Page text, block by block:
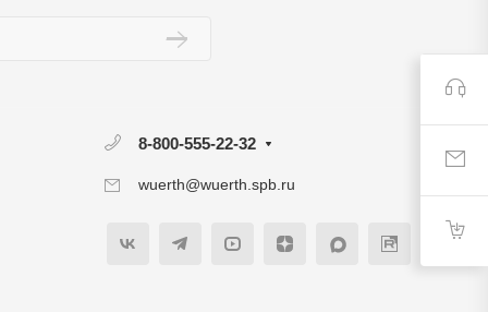
8-800-555-22-32
wuerth@wuerth.spb.ru